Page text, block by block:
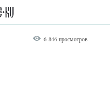
6 846 просмотров